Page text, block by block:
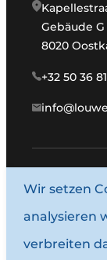
Gebäude G
8020
+32 50 36
©
Wir setzen
analysieren
verbreiten